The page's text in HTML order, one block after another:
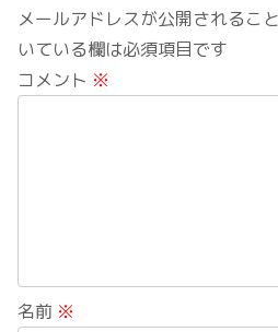
メールアドレスが公開されるこ
いている欄は必須項目です
コメント ※
名前 ※